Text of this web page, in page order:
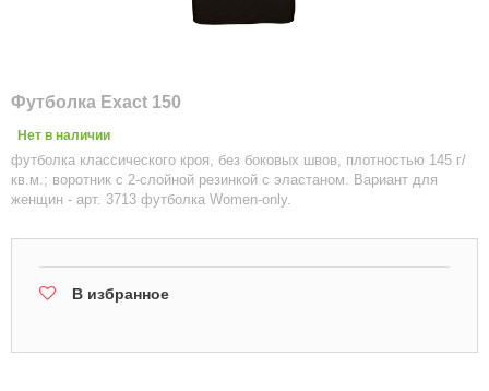
Футболка Exact 150
Нет в наличии
футболка классического кроя, без боковых швов, плотностью 145 г/
кв.м.; воротник с 2-слойной резинкой с эластаном. Вариант для
женщин - арт. 3713 футболка Women-only.
В избранное